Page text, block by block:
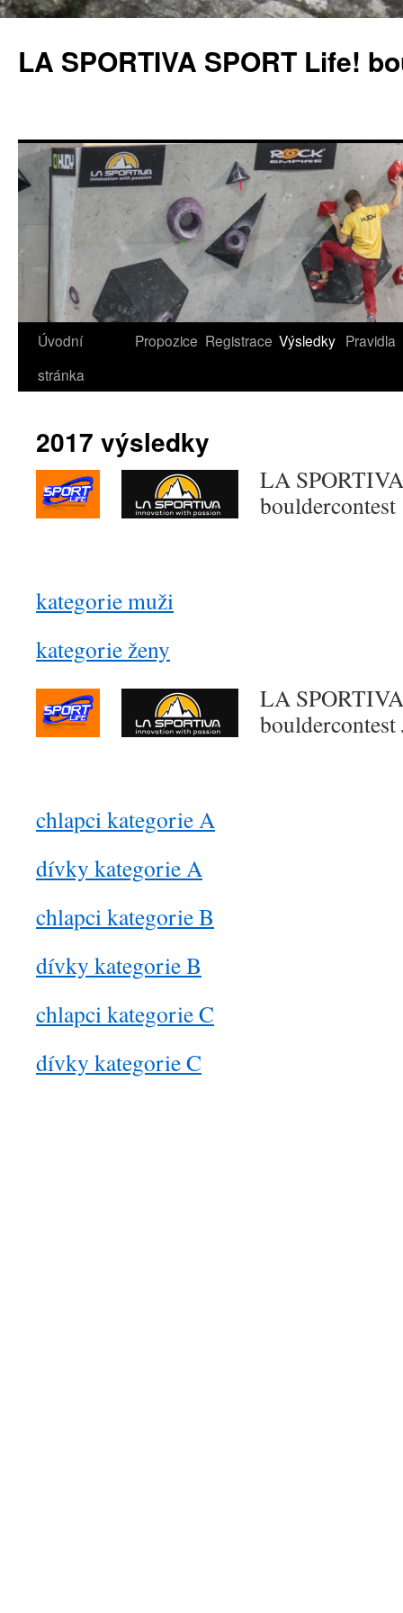
LA SPORTIVA SPORT Life!
Přejít
webu
Úvodní
stránka
Propozice Registrace Výsledky Pravidla
2017 výsledky
LA
kategorie muži
kategorie ženy
LA
chlapci kategorie A
dívky kategorie A
chlapci kategorie B
dívky kategorie B
chlapci kategorie C
dívky kategorie C